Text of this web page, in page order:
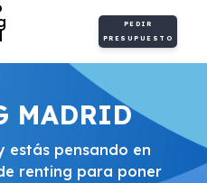
PEDIR
PRESUPUESTO
MADRID
estás pensando en
renting para poner